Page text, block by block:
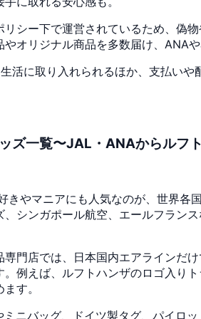
シー下で運営されているため、偽
オリジナル商品を多数届け、ANA
活に取り入れられるほか、支払い
ズ一覧〜JAL・ANAからルフ
きやマニアにも人気なのが、世界
シンガポール航空、エールフラン
門店では、日本国内エアラインだ
例えば、ルフトハンザのロゴ入り
す。
ニバッグ、ドイツ製タグ、パイロ